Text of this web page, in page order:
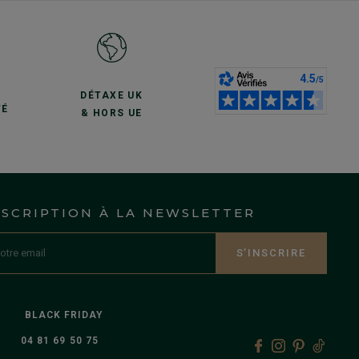
DÉTAXE UK
& HORS UE
À LA NEWSLETTER
S’INSCRIRE
BLACK FRIDAY
04 81 69 50 75